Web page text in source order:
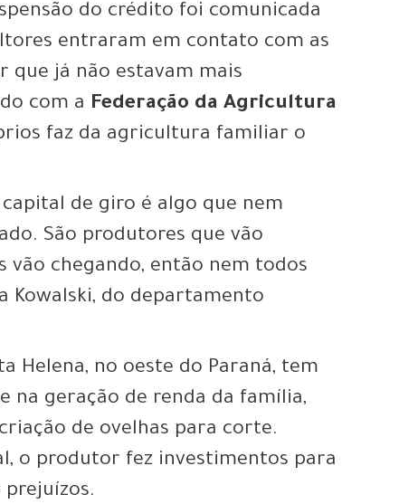
do crédito foi comunicada
entraram em contato com as
que já não estavam mais
com a Federação da Agricultura
faz da agricultura familiar o
de giro é algo que nem
São produtores que vão
vão chegando, então nem todos
Kowalski, do departamento
Helena, no oeste do Paraná, tem
na geração de renda da família,
de ovelhas para corte.
o produtor fez investimentos para